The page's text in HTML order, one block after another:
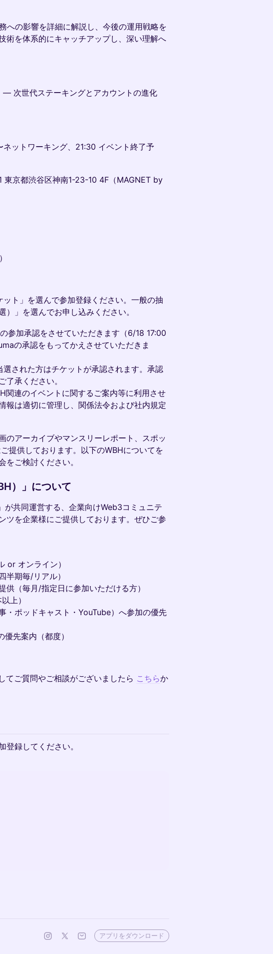
への影響を詳細に解説し、今後の運用戦略を
術を体系的にキャッチアップし、深い理解へ
次世代ステーキングとアカウントの進化
ットワーキング、21:30 イベント終了予
京都渋谷区神南1-23-10 4F（MAGNET by
ト」を選んで参加登録ください。一般の抽
」を選んでお申し込みください。
参加承認をさせていただきます（6/18 17:00
の承認をもってかえさせていただきま
された方はチケットが承認されます。承認
了承ください。
関連のイベントに関するご案内等に利用させ
報は適切に管理し、関係法令および社内規定
のアーカイブやマンスリーレポート、スポッ
提供しております。以下のWBHについてを
をご検討ください。
）」について
が共同運営する、企業向けWeb3コミュニテ
ツを企業様にご提供しております。ぜひご参
or オンライン）
半期毎/リアル）
供（毎月/指定日に参加いただける方）
上）
・ポッドキャスト・YouTube）へ参加の優先
先案内（都度）
ご質問やご相談がございましたら こちらか
登録してください。
アプリをダウンロード